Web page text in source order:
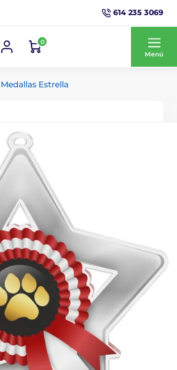
614 235 3069
0
Menú
Estrella